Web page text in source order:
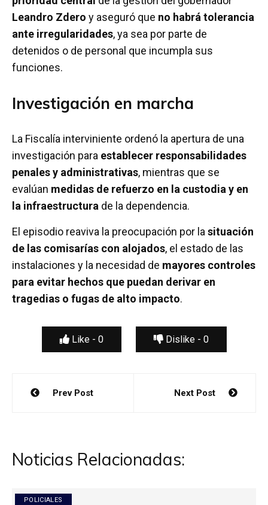
Leandro Zdero y aseguró que no habrá tolerancia
ante irregularidades, ya sea por parte de
detenidos o de personal que incumpla sus
funciones.
Investigación en marcha
La Fiscalía interviniente ordenó la apertura de una
investigación para establecer responsabilidades
penales y administrativas, mientras que se
evalúan medidas de refuerzo en la custodia y en
la infraestructura de la dependencia.
El episodio reaviva la preocupación por lasituación
de las comisarías con alojados, el estado de las
instalaciones y la necesidad de mayores controles
para evitar hechos que puedan derivar en
tragedias o fugas de alto impacto.
Like - 0 Dislike - 0
Navegación
Prev Post Next Post
Noticias Relacionadas:
POLICIALES